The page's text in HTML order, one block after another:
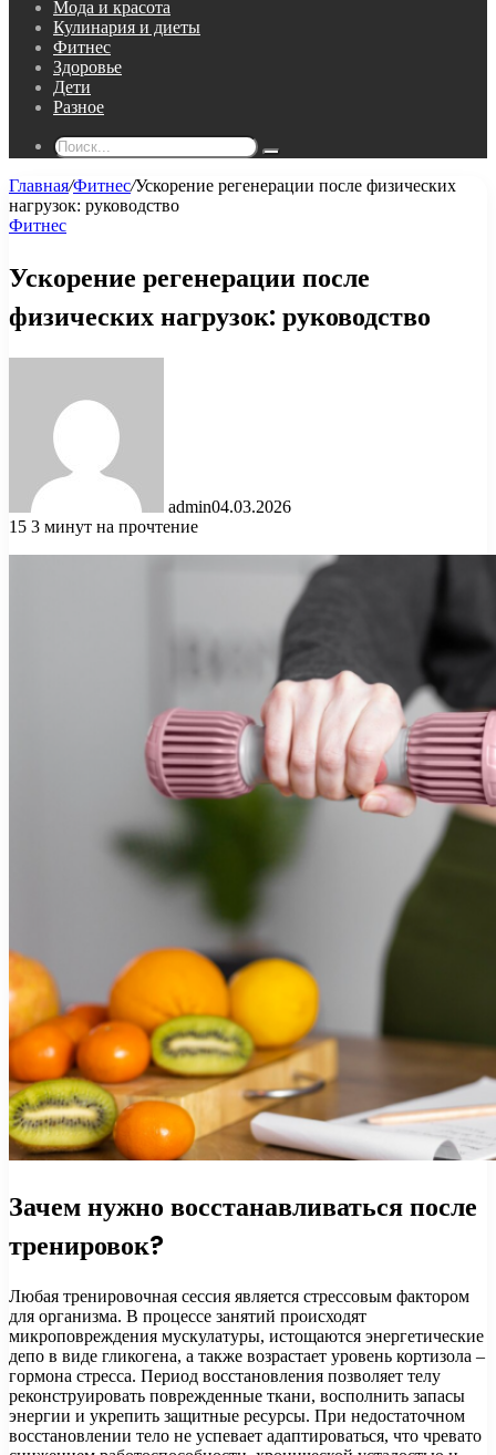
Мода и красота
Кулинария и диеты
Фитнес
Здоровье
Дети
Разное
Поиск...
Главная/Фитнес/Ускорение регенерации после физических
нагрузок: руководство
Фитнес
Ускорение регенерации после
физических нагрузок: руководство
admin04.03.2026
15 3 минут на прочтение
Зачем нужно восстанавливаться после
тренировок?
Любая тренировочная сессия является стрессовым фактором
для организма. В процессе занятий происходят
микроповреждения мускулатуры, истощаются энергетические
депо в виде гликогена, а также возрастает уровень кортизола –
гормона стресса. Период восстановления позволяет телу
реконструировать поврежденные ткани, восполнить запасы
энергии и укрепить защитные ресурсы. При недостаточном
восстановлении тело не успевает адаптироваться, что чревато